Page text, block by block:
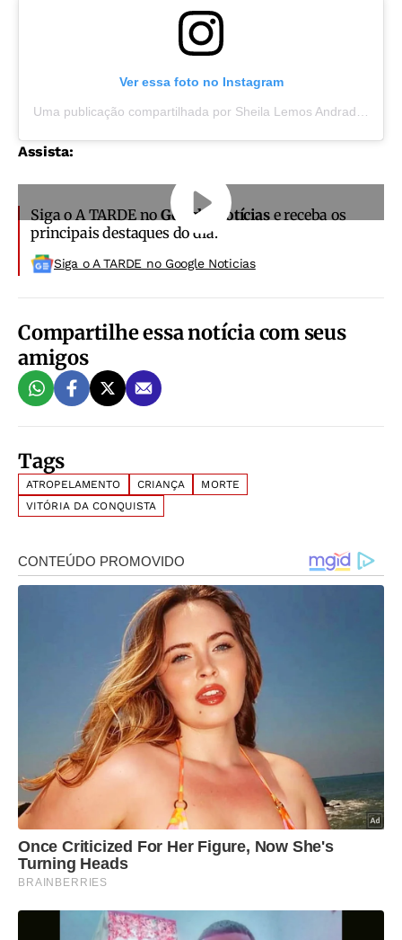
Ver essa foto no Instagram
Uma publicação compartilhada por Sheila Lemos Andrade (@sheilalemosandrade)
Assista:
Siga o A TARDE noGoogle Notíciase receba os
principais destaques do dia.
Siga o A TARDE no Google Noticias
Compartilhe essa notícia com seus
amigos
Tags
ATROPELAMENTO CRIANÇA
MORTE
VITÓRIA DA CONQUISTA